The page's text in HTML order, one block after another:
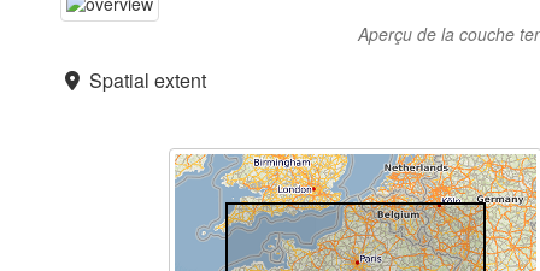
Aperçu de la couche
Spatial extent